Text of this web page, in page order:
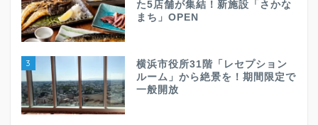
た5店舗が集結！新施設「さかな
まち」OPEN
3
横浜市役所31階「レセプション
ルーム」から絶景を！期間限定で
一般開放